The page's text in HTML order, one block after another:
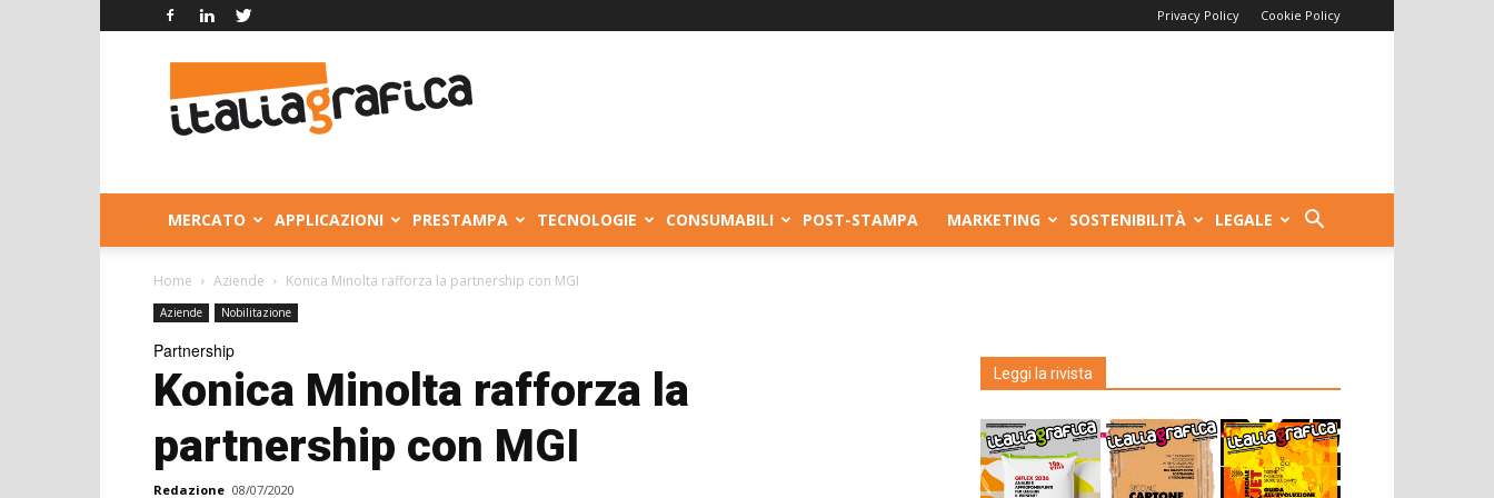
Privacy Policy Cookie Policy
Grafica
MERCATO APPLICAZIONI PRESTAMPA TECNOLOGIE CONSUMABILI POST-STAMPA MARKETING SOSTENIBILITÀ LEGALE
Home Aziende Konica Minolta rafforza la partnership con MGI
Aziende Nobilitazione
Partnership
Konica Minolta rafforza la
partnership con MGI
Redazione 08/07/2020
Leggi la rivista